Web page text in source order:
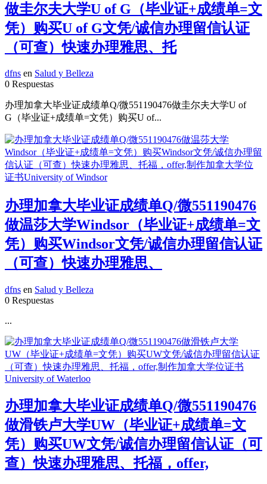
做圭尔夫大学U of G（毕业证+成绩单=文
凭）购买U of G文凭/诚信办理留信认证
（可查）快速办理雅思、托
dfns en Salud y Belleza
0 Respuestas
办理加拿大毕业证成绩单Q/微551190476做圭尔夫大学U of
G（毕业证+成绩单=文凭）购买U of...
办理加拿大毕业证成绩单Q/微551190476
做温莎大学Windsor（毕业证+成绩单=文
凭）购买Windsor文凭/诚信办理留信认证
（可查）快速办理雅思、
dfns en Salud y Belleza
0 Respuestas
...
办理加拿大毕业证成绩单Q/微551190476
做滑铁卢大学UW（毕业证+成绩单=文
凭）购买UW文凭/诚信办理留信认证（可
查）快速办理雅思、托福，offer,